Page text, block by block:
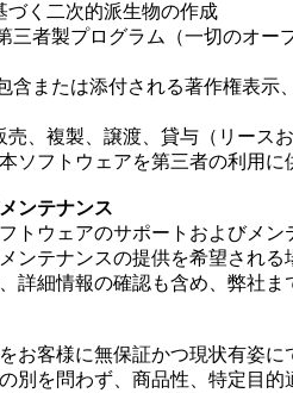
づく二次的派生物の作成
三者製プログラム（一切のオ
含または添付される著作権表
売、複製、譲渡、貸与（リース
ソフトウェアを第三者の利用に
ンテナンス
トウェアのサポートおよびメ
ンテナンスの提供を希望され
詳細情報の確認も含め、弊社ま
お客様に無保証かつ現状有姿
別を問わず、商品性、特定目